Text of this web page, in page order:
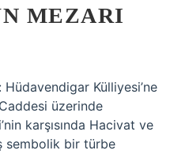
MEZARI
Hüdavendigar Külliyesi’ne
üzerinde
karşısında Hacivat ve
sembolik bir türbe